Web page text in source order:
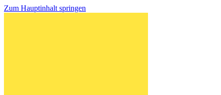
Zum Hauptinhalt springen